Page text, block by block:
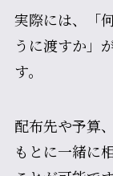
実際には、「
うに渡すか」
す。
配布先や予算
もとに一緒に